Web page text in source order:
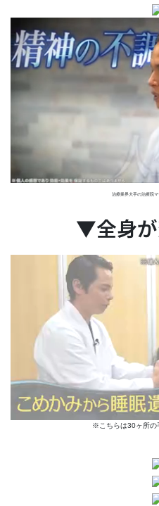
治療業界大手の治療院
▼全身
※こちらは30ヶ所の